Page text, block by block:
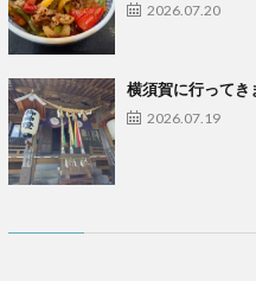
2026.07.20
横須賀に行ってき
2026.07.19